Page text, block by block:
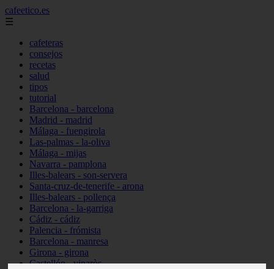
cafeetico.es
☰
cafeteras
consejos
recetas
salud
tipos
tutorial
Barcelona - barcelona
Madrid - madrid
Málaga - fuengirola
Las-palmas - la-oliva
Málaga - mijas
Navarra - pamplona
Illes-balears - son-servera
Santa-cruz-de-tenerife - arona
Illes-balears - pollença
Barcelona - la-garriga
Cádiz - cádiz
Palencia - frómista
Barcelona - manresa
Girona - girona
Castellón - vinaròs